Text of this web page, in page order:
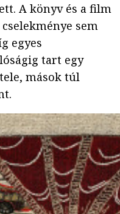
A könyv és a film
sem
egyes
tart egy
mások túl